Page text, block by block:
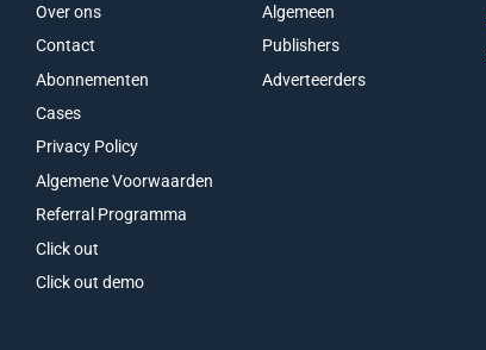
Over ons
Contact
Abonnementen
Cases
Privacy Policy
Algemene Voorwaarden
Referral Programma
Click out
Click out demo
Algemeen
Publishers
Adverteerders